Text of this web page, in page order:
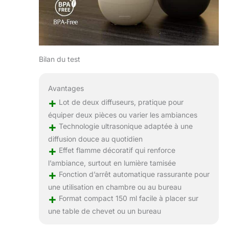
Bilan du test
Avantages
+ Lot de deux diffuseurs, pratique pour
équiper deux pièces ou varier les ambiances
+ Technologie ultrasonique adaptée à une
diffusion douce au quotidien
+ Effet flamme décoratif qui renforce
l’ambiance, surtout en lumière tamisée
+ Fonction d’arrêt automatique rassurante pour
une utilisation en chambre ou au bureau
+ Format compact 150 ml facile à placer sur
une table de chevet ou un bureau